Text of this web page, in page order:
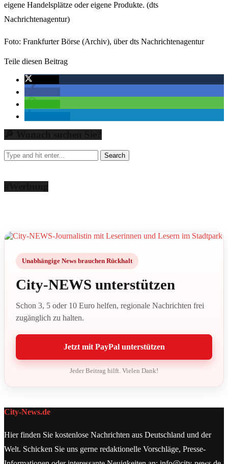
eigene Handelsplätze oder eigene Produkte. (dts
Nachrichtenagentur)
Foto: Frankfurter Börse (Archiv), über dts Nachrichtenagentur
Teile diesen Beitrag
Unabhängige News brauchen Rückhalt
City-NEWS unterstützen
Schon 3, 5 oder 10 Euro helfen, regionale Nachrichten frei
zugänglich zu halten.
Jetzt mit PayPal unterstützen
Jeder Beitrag hilft. Vielen Dank!
City-News.de
Hier finden Sie kostenlose Nachrichten aus Deutschland und der
Welt. Schicken Sie uns gerne redaktionelle Vorschläge, Presse-